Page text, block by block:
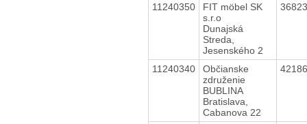
11240350
FIT möbel SK
s.r.o
Dunajská
Streda,
Jesenského 2
11240340
Občianske
združenie
BUBLINA
Bratislava,
Cabanova 22